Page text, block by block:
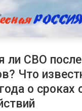
ли СВО после
Что
о сроках